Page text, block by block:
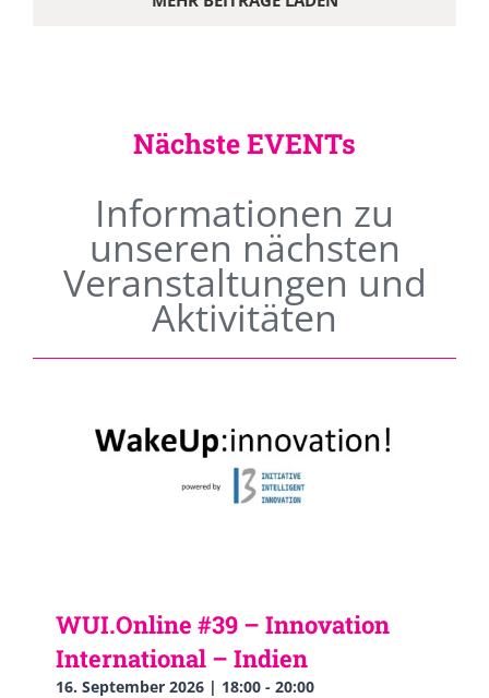
Nächste EVENTs
Informationen zu
unseren nächsten
Veranstaltungen und
Aktivitäten
WUI.Online #39 – Innovation
International – Indien
16. September 2026 | 18:00 - 20:00